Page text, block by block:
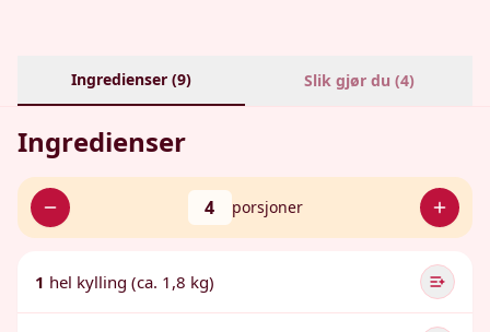
Ingredienser (9) Slik gjør du (4)
Ingredienser
4 porsjoner
1 hel kylling (ca. 1,8 kg)